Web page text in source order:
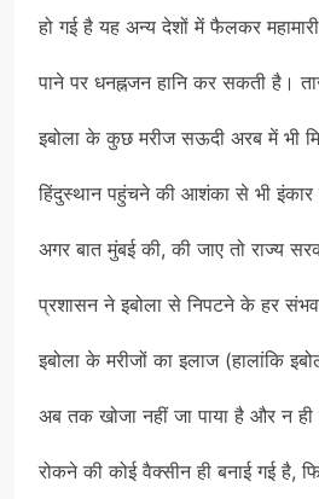
हो गई है यह अन्य देशों में फैलकर
पाने पर धनह्नजन हानि कर सकती है।
इबोला के कुछ मरीज सऊदी अरब में भी
हिंदुस्थान पहुंचने की आशंका से भी इंकार
अगर बात मुंबई की, की जाए तो राज्य
प्रशासन ने इबोला से निपटने के हर
इबोला के मरीजों का इलाज (हालांकि
अब तक खोजा नहीं जा पाया है और न
रोकने की कोई वैक्सीन ही बनाई गई है,